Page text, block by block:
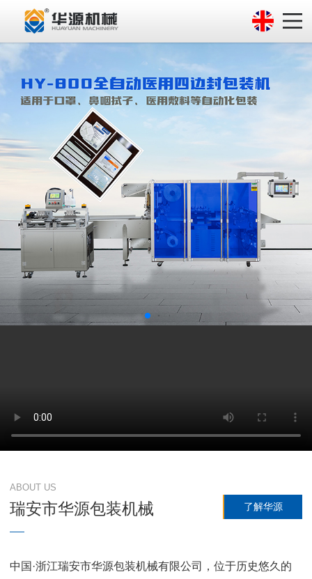
ABOUT US
瑞安市华源包装机械 了解华源
中国·浙江瑞安市华源包装机械有限公司，位于历史悠久的